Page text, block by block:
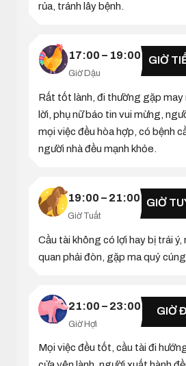
rủa, tránh lây bệnh.
17:00 – 19:00
Giờ Dậu
GIỜ
Rất tốt lành, đi thường gặp may
lời, phụ nữ báo tin vui mừng,
mọi việc đều hòa hợp, có bệnh
người nhà đều mạnh khỏe.
19:00 – 21:00
Giờ Tuất
GIỜ
Cầu tài không có lợi hay bị trái ý,
quan phải đòn, gặp ma quỷ cúng
21:00 – 23:00
Giờ Hợi
GIỜ
Mọi việc đều tốt, cầu tài đi